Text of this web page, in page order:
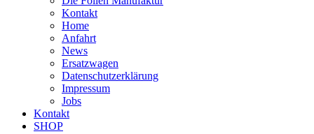
Kontakt
Home
Anfahrt
News
Ersatzwagen
Datenschutzerklärung
Impressum
Jobs
Kontakt
SHOP